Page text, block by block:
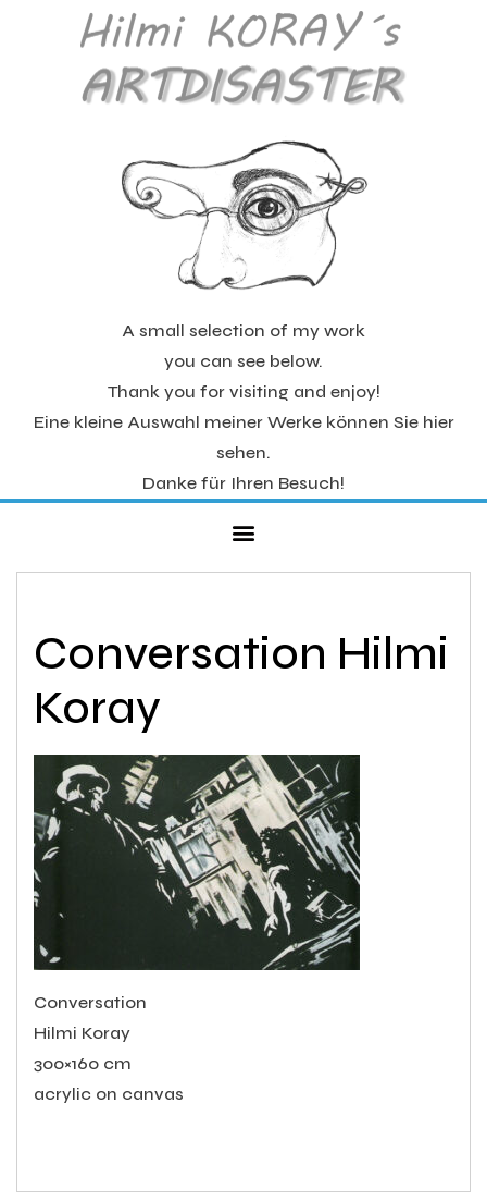
A small selection of my work
you can see below.
Thank you for visiting and enjoy!
Eine kleine Auswahl meiner Werke können Sie hier
sehen.
Danke für Ihren Besuch!
Conversation Hilmi
Koray
Conversation
Hilmi Koray
300×160 cm
acrylic on canvas